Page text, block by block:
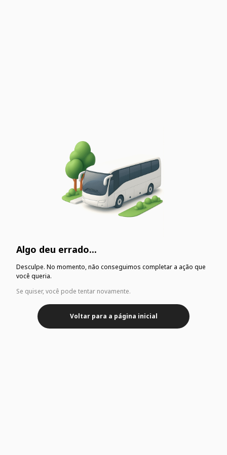
Algo deu errado...
Desculpe. No momento, não conseguimos completar a ação que
você queria.
Se quiser, você pode tentar novamente.
Voltar para a página inicial